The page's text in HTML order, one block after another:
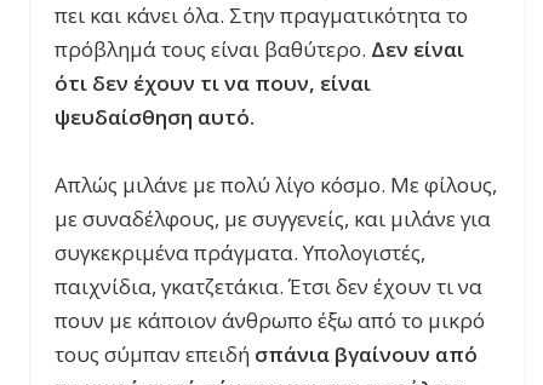
πει και κάνει όλα. Στην πραγματικότητα το
πρόβλημά τους είναι βαθύτερο. Δεν είναι
ότι δεν έχουν τι να πουν, είναι
ψευδαίσθηση αυτό.
Απλώς μιλάνε με πολύ λίγο κόσμο. Με φίλους,
με συναδέλφους, με συγγενείς, και μιλάνε για
συγκεκριμένα πράγματα. Υπολογιστές,
παιχνίδια, γκατζετάκια. Έτσι δεν έχουν τι να
πουν με κάποιον άνθρωπο έξω από το μικρό
τους σύμπαν επειδή σπάνια βγαίνουν από